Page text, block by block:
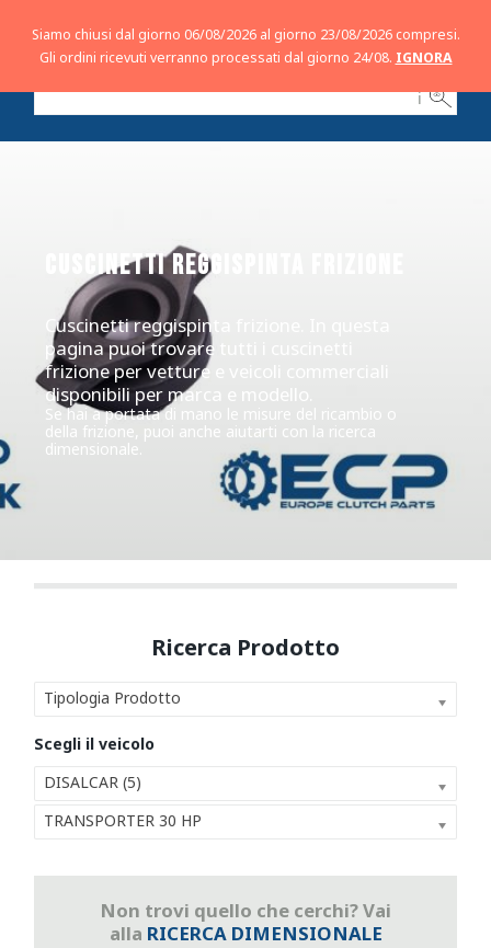
ℹ
CUSCINETTI REGGISPINTA FRIZIONE
Cuscinetti reggispinta frizione. In questa
pagina puoi trovare tutti i cuscinetti
frizione per vetture e veicoli commerciali
disponibili per marca e modello.
Se hai a portata di mano le misure del ricambio o
della frizione, puoi anche aiutarti con la ricerca
dimensionale.
Tipologia Prodotto
DISALCAR (5)
TRANSPORTER 30 HP
Non trovi quello che cerchi? Vai
alla RICERCA DIMENSIONALE
Siamo chiusi dal giorno 06/08/2026 al giorno 23/08/2026 compresi.
Gli ordini ricevuti verranno processati dal giorno 24/08. IGNORA